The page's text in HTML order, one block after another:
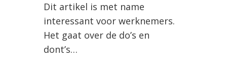
Dit artikel is met name
interessant voor werknemers.
Het gaat over de do’s en
dont’s…